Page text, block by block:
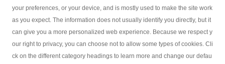
your preferences, or your device, and is mostly used to make the site work
as you expect. The information does not usually identify you directly, but it
can give you a more personalized web experience. Because we respect y
our right to privacy, you can choose not to allow some types of cookies. Cli
ck on the different category headings to learn more and change our defau
サイバー大学TOP サポート体制 授業サポートについて